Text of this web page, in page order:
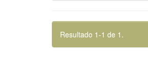
Resultado 1-1 de 1.